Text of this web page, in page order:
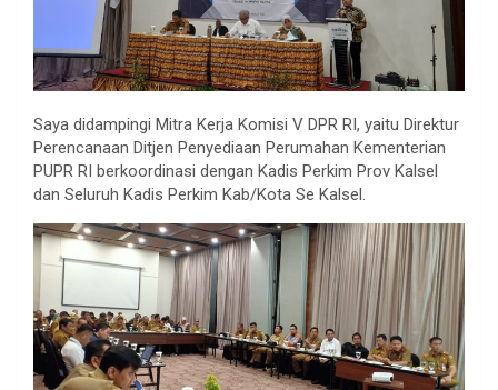
Saya didampingi Mitra Kerja Komisi V DPR RI, yaitu Direktur
Perencanaan Ditjen Penyediaan Perumahan Kementerian
PUPR RI berkoordinasi dengan Kadis Perkim Prov Kalsel
dan Seluruh Kadis Perkim Kab/Kota Se Kalsel.